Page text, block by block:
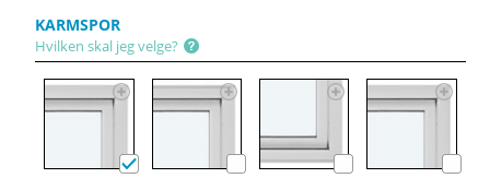
KARMSPOR
Hvilken skal jeg velge?